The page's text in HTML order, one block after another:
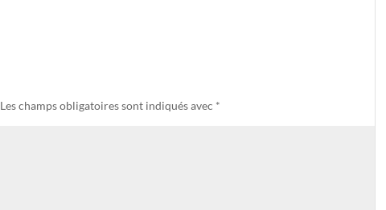
Les champs obligatoires sont indiqués avec *